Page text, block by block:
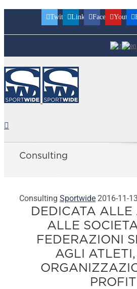
TwitterLinkedinFacebookYoutube
Consulting
Consulting Sportwide 2016-11-
DEDICATA ALLE
ALLE
FEDERAZIONI
AGLI
PROFIT